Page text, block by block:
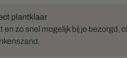
plantklaar
en zo snel mogelijk bij je bezorgd,